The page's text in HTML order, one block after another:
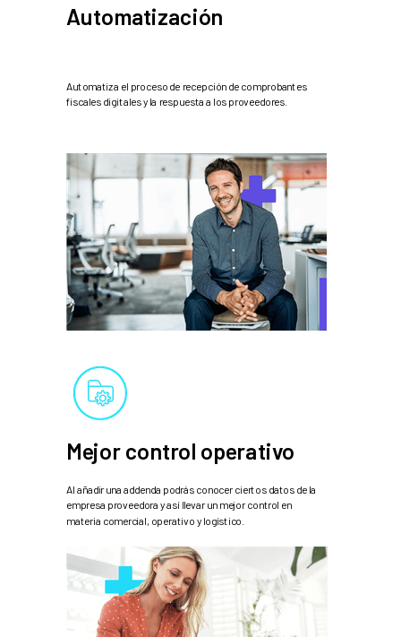
Automatización
Automatiza el proceso de recepción de comprobantes
fiscales digitales y la respuesta a los proveedores.
Mejor control operativo
Al añadir una addenda podrás conocer ciertos datos de la
empresa proveedora y así llevar un mejor control en
materia comercial, operativo y logístico.